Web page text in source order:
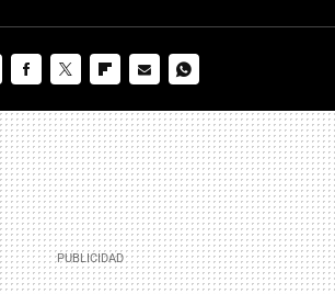
MAIL